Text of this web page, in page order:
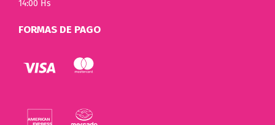
14:00 Hs
FORMAS DE PAGO